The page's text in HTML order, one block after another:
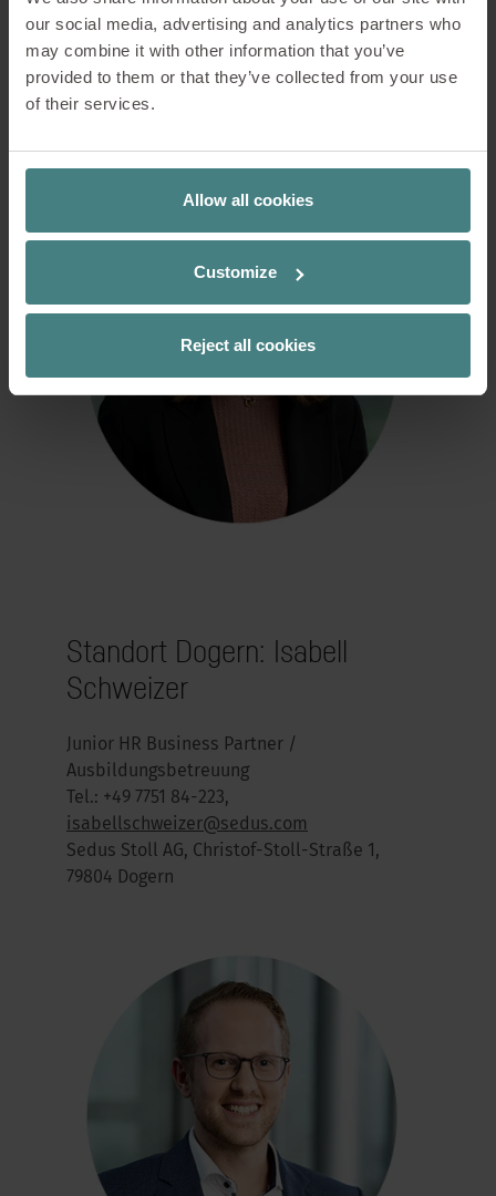
our social media, advertising and analytics partners who
may combine it with other information that you’ve
provided to them or that they’ve collected from your use
of their services.
Allow all cookies
Customize
Reject all cookies
Kontakt
Solltest Du weitere Fragen haben, kannst Du uns
Standort Dogern: Isabell
Schweizer
Junior HR Business Partner /
Ausbildungsbetreuung
Tel.: +49 7751 84-223,
isabellschweizer@sedus.com
Sedus Stoll AG, Christof-Stoll-Straße 1,
79804 Dogern